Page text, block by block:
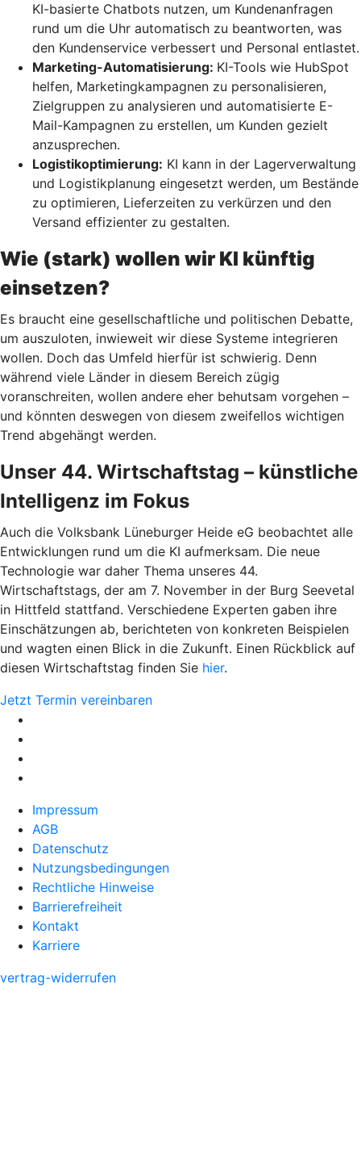
KI-basierte Chatbots nutzen, um Kundenanfragen
rund um die Uhr automatisch zu beantworten, was
den Kundenservice verbessert und Personal entlastet.
Marketing-Automatisierung: KI-Tools wie HubSpot
helfen, Marketingkampagnen zu personalisieren,
Zielgruppen zu analysieren und automatisierte E-
Mail-Kampagnen zu erstellen, um Kunden gezielt
anzusprechen.
Logistikoptimierung: KI kann in der Lagerverwaltung
und Logistikplanung eingesetzt werden, um Bestände
zu optimieren, Lieferzeiten zu verkürzen und den
Versand effizienter zu gestalten.
Wie (stark) wollen wir KI künftig
einsetzen?
Es braucht eine gesellschaftliche und politischen Debatte,
um auszuloten, inwieweit wir diese Systeme integrieren
wollen. Doch das Umfeld hierfür ist schwierig. Denn
während viele Länder in diesem Bereich zügig
voranschreiten, wollen andere eher behutsam vorgehen –
und könnten deswegen von diesem zweifellos wichtigen
Trend abgehängt werden.
Unser 44. Wirtschaftstag – künstliche
Intelligenz im Fokus
Auch die Volksbank Lüneburger Heide eG beobachtet alle
Entwicklungen rund um die KI aufmerksam. Die neue
Technologie war daher Thema unseres 44.
Wirtschaftstags, der am 7. November in der Burg Seevetal
in Hittfeld stattfand. Verschiedene Experten gaben ihre
Einschätzungen ab, berichteten von konkreten Beispielen
und wagten einen Blick in die Zukunft. Einen Rückblick auf
diesen Wirtschaftstag finden Sie hier.
Jetzt Termin vereinbaren
Impressum
AGB
Datenschutz
Nutzungsbedingungen
Rechtliche Hinweise
Barrierefreiheit
Kontakt
Karriere
vertrag-widerrufen